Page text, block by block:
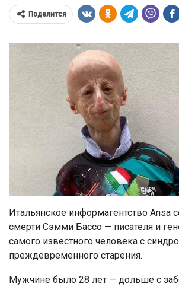
Поделится
Итальянское информагентство Ansa
смерти Сэмми Бассо — писателя и
самого известного человека с
преждевременного старения.
Мужчине было 28 лет — дольше с